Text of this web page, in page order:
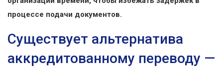
процессе подачи документов.
Существует альтернатива
аккредитованному переводу —